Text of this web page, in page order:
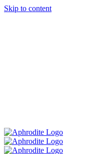
Skip to content